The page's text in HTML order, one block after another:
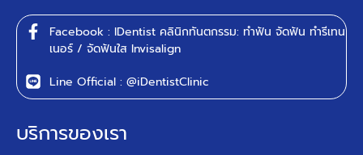
Facebook : IDentist คลินิกทันตกรรม: ทำฟัน จัดฟัน ทำรีเทน
เนอร์ / จัดฟันใส Invisalign
Line Official : @iDentistClinic
บริการของเรา